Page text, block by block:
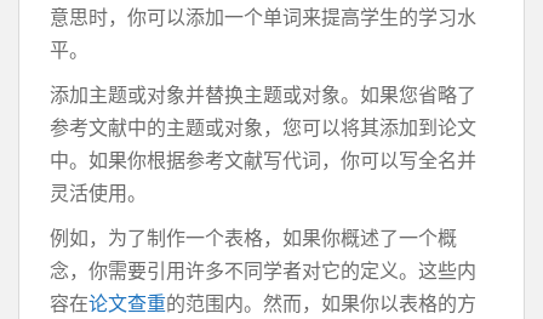
意思时，你可以添加一个单词来提高学生的学习水
平。
添加主题或对象并替换主题或对象。如果您省略了
参考文献中的主题或对象，您可以将其添加到论文
中。如果你根据参考文献写代词，你可以写全名并
灵活使用。
例如，为了制作一个表格，如果你概述了一个概
念，你需要引用许多不同学者对它的定义。这些内
容在论文查重的范围内。然而，如果你以表格的方